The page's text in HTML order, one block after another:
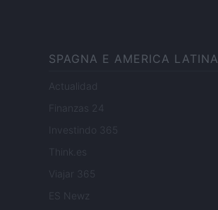
SPAGNA E AMERICA LATINA
Actualidad
Finanzas 24
Investindo 365
Think.es
Viajar 365
ES Newz